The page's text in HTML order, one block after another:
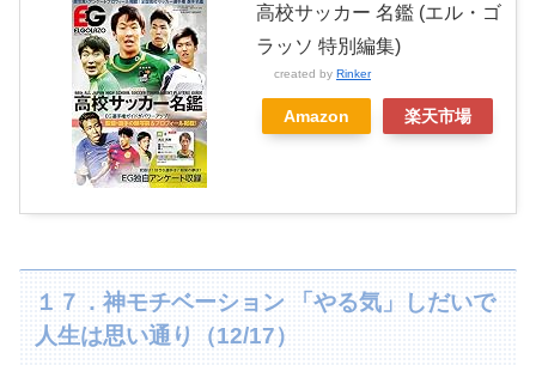
高校サッカー 名鑑 (エル・ゴ
ラッソ 特別編集)
created by Rinker
Amazon 楽天市場
１７．神モチベーション 「やる気」しだいで
人生は思い通り（12/17）